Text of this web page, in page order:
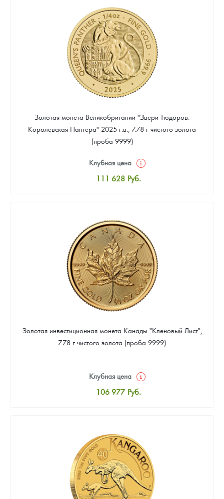
Цена выкупа
Звоните
Золотая монета Великобритании "Звери Тюдоров.
Королевская Пантера" 2025 г.в., 7.78 г чистого золота
(проба 9999)
Клубная цена
111 628 Руб.
Цена выкупа
Звоните
Золотая инвестиционная монета Канады "Кленовый Лист",
7.78 г чистого золота (проба 9999)
Клубная цена
106 977 Руб.
Цена выкупа
95 814 Руб.